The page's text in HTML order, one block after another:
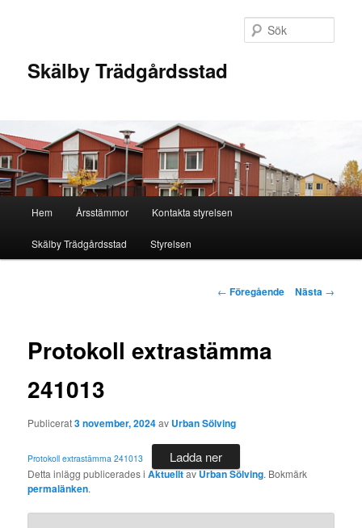
Skälby Trädgårdsstad
Hem Årsstämmor Kontakta styrelsen
Skälby Trädgårdsstad Styrelsen
Inläggsnavigering
← Föregående Nästa →
Protokoll extrastämma
241013
Publicerat3 november, 2024av Urban Sölving
Protokoll extrastämma 241013 Ladda ner
Detta inlägg publicerades iAktuelltavUrban Sölving. Bokmärk
permalänken.